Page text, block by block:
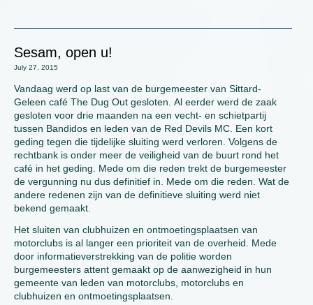
Sesam, open u!
July 27, 2015
Vandaag werd op last van de burgemeester van Sittard-
Geleen café The Dug Out gesloten. Al eerder werd de zaak
gesloten voor drie maanden na een vecht- en schietpartij
tussen Bandidos en leden van de Red Devils MC. Een kort
geding tegen die tijdelijke sluiting werd verloren. Volgens de
rechtbank is onder meer de veiligheid van de buurt rond het
café in het geding. Mede om die reden trekt de burgemeester
de vergunning nu dus definitief in. Mede om die reden. Wat de
andere redenen zijn van de definitieve sluiting werd niet
bekend gemaakt.
Het sluiten van clubhuizen en ontmoetingsplaatsen van
motorclubs is al langer een prioriteit van de overheid. Mede
door informatieverstrekking van de politie worden
burgemeesters attent gemaakt op de aanwezigheid in hun
gemeente van leden van motorclubs, motorclubs en
clubhuizen en ontmoetingsplaatsen.